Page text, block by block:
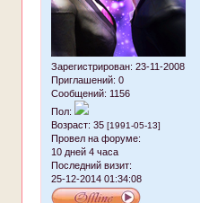
Зарегистрирован: 23-11-2008
Приглашений: 0
Сообщений: 1156
Пол:
Возраст: 35 [1991-05-13]
Провел на форуме:
10 дней 4 часа
Последний визит:
25-12-2014 01:34:08